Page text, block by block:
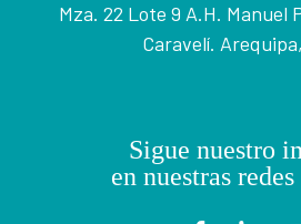
Mza. 22 Lote 9 A.H. Manuel
Caravelí.
Sigue nuestro
en nuestras